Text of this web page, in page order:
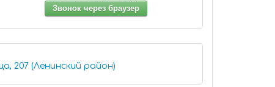
Звонок через браузер
207 (Ленинский район)